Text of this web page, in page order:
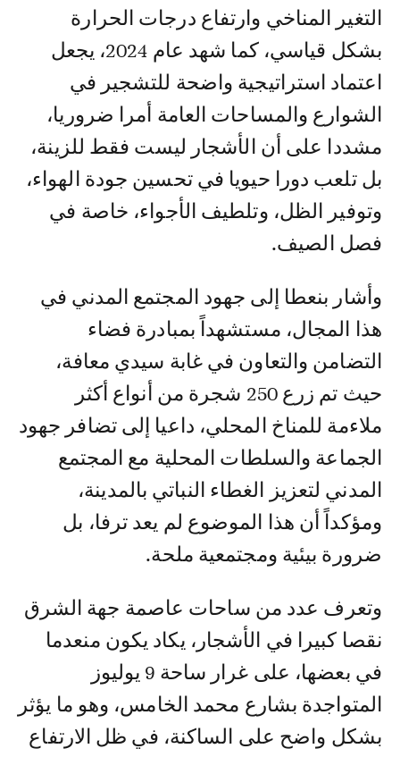
التغير المناخي وارتفاع درجات الحرارة
بشكل قياسي، كما شهد عام 2024، يجعل
اعتماد استراتيجية واضحة للتشجير في
الشوارع والمساحات العامة أمرا ضروريا،
مشددا على أن الأشجار ليست فقط للزينة،
بل تلعب دورا حيويا في تحسين جودة الهواء،
وتوفير الظل، وتلطيف الأجواء، خاصة في
فصل الصيف.
وأشار بنعطا إلى جهود المجتمع المدني في
هذا المجال، مستشهداً بمبادرة فضاء
التضامن والتعاون في غابة سيدي معافة،
حيث تم زرع 250 شجرة من أنواع أكثر
ملاءمة للمناخ المحلي، داعيا إلى تضافر جهود
الجماعة والسلطات المحلية مع المجتمع
المدني لتعزيز الغطاء النباتي بالمدينة،
ومؤكداً أن هذا الموضوع لم يعد ترفا، بل
ضرورة بيئية ومجتمعية ملحة.
وتعرف عدد من ساحات عاصمة جهة الشرق
نقصا كبيرا في الأشجار، يكاد يكون منعدما
في بعضها، على غرار ساحة 9 يوليوز
المتواجدة بشارع محمد الخامس، وهو ما يؤثر
بشكل واضح على الساكنة، في ظل الارتفاع